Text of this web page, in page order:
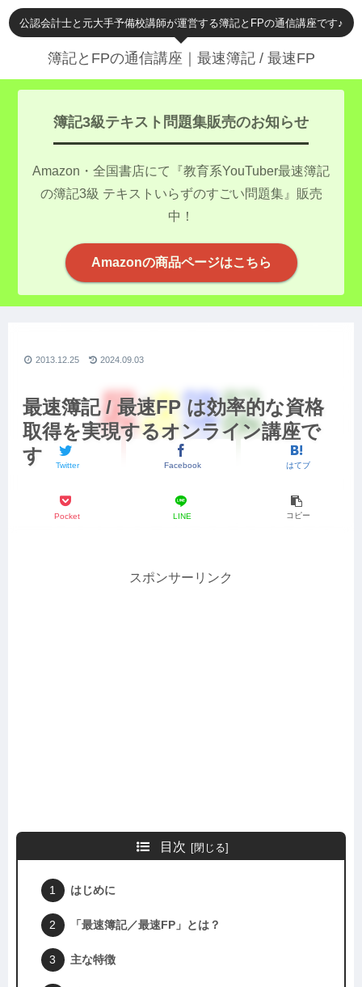
公認会計士と元大手予備校講師が運営する簿記とFPの通信講座です♪
簿記とFPの通信講座｜最速簿記 / 最速FP
簿記3級テキスト問題集販売のお知らせ
Amazon・全国書店にて『教育系YouTuber最速簿記
の簿記3級 テキストいらずのすごい問題集』販売
中！
Amazonの商品ページはこちら
最速簿記 / 最速FP は効率的な資格
取得を実現するオンライン講座で
す
Twitter Facebook はてブ
Pocket LINE コピー
2024.09.03
2013.12.25
スポンサーリンク
目次
はじめに
「最速簿記／最速FP」とは？
主な特徴